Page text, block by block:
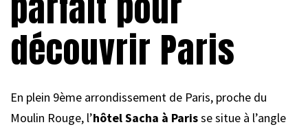
découvrir Paris
En plein 9ème arrondissement de Paris, proche du
Moulin Rouge, l’hôtel Sacha à Parisse situe à l’angle